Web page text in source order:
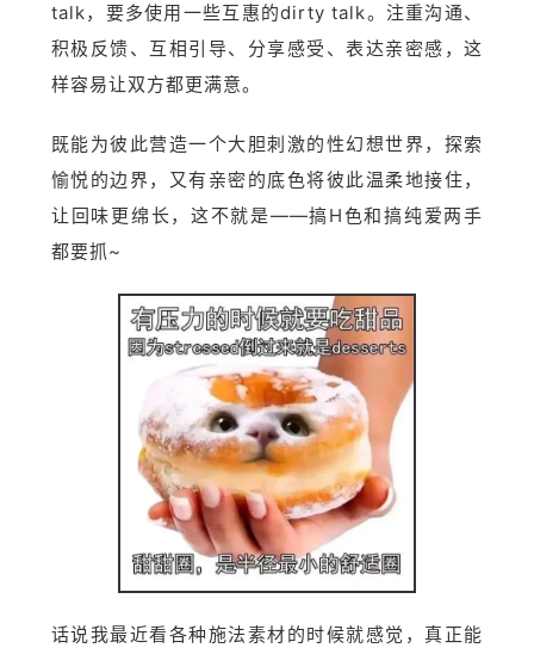
talk，要多使用一些互惠的dirty talk。注重沟通、
积极反馈、互相引导、分享感受、表达亲密感，这
样容易让双方都更满意。
既能为彼此营造一个大胆刺激的性幻想世界，探索
愉悦的边界，又有亲密的底色将彼此温柔地接住，
让回味更绵长，这不就是——搞H色和搞纯爱两手
都要抓~
话说我最近看各种施法素材的时候就感觉，真正能